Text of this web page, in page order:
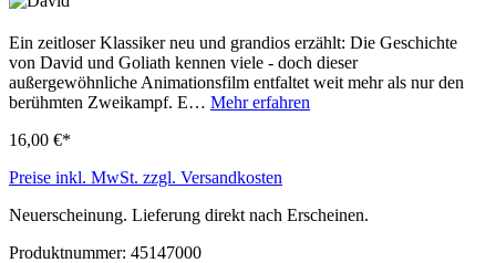
Ein zeitloser Klassiker neu und grandios erzählt: Die Geschichte
von David und Goliath kennen viele - doch dieser
außergewöhnliche Animationsfilm entfaltet weit mehr als nur den
berühmten Zweikampf. E… Mehr erfahren
16,00 €*
Preise inkl. MwSt. zzgl. Versandkosten
Neuerscheinung. Lieferung direkt nach Erscheinen.
Produktnummer: 45147000